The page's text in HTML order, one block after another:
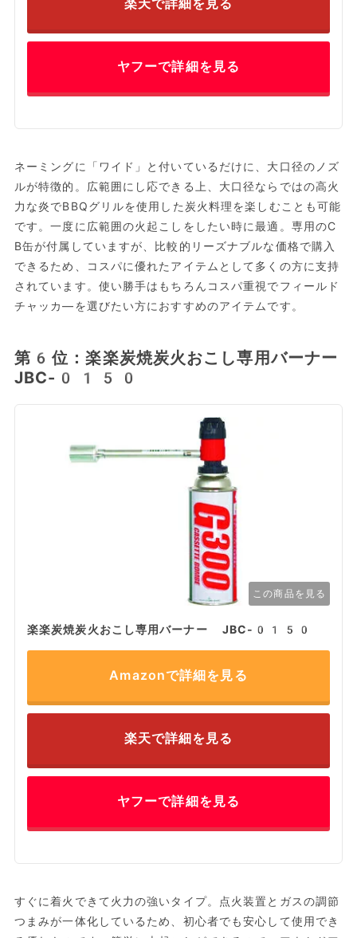
楽天で詳細を見る
ヤフーで詳細を見る
ネーミングに「ワイド」と付いているだけに、大口径のノズ
ルが特徴的。広範囲にし応できる上、大口径ならではの高火
力な炎でBBQグリルを使用した炭火料理を楽しむことも可能
です。一度に広範囲の火起こしをしたい時に最適。専用のC
B缶が付属していますが、比較的リーズナブルな価格で購入
できるため、コスパに優れたアイテムとして多くの方に支持
されています。使い勝手はもちろんコスパ重視でフィールド
チャッカ―を選びたい方におすすめのアイテムです。
第6位：楽楽炭焼炭火おこし専用バーナー
JBC-0150
この商品を見る
楽楽炭焼炭火おこし専用バーナー JBC-0150
Amazonで詳細を見る
楽天で詳細を見る
ヤフーで詳細を見る
すぐに着火できて火力の強いタイプ。点火装置とガスの調節
つまみが一体化しているため、初心者でも安心して使用でき